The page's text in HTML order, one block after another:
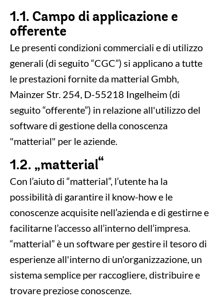
1.1. Campo di applicazione e
offerente
Le presenti condizioni commerciali e di utilizzo
generali (di seguito “CGC”) si applicano a tutte
le prestazioni fornite da matterial Gmbh,
Mainzer Str. 254, D-55218 Ingelheim (di
seguito “offerente”) in relazione all'utilizzo del
software di gestione della conoscenza
"matterial" per le aziende.
1.2. „matterial“
Con l’aiuto di “matterial”, l’utente ha la
possibilità di garantire il know-how e le
conoscenze acquisite nell’azienda e di gestirne e
facilitarne l’accesso all’interno dell’impresa.
“matterial” è un software per gestire il tesoro di
esperienze all'interno di un'organizzazione, un
sistema semplice per raccogliere, distribuire e
trovare preziose conoscenze.